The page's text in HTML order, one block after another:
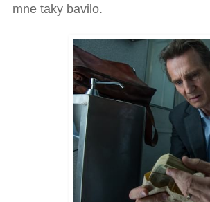
mne taky bavilo.